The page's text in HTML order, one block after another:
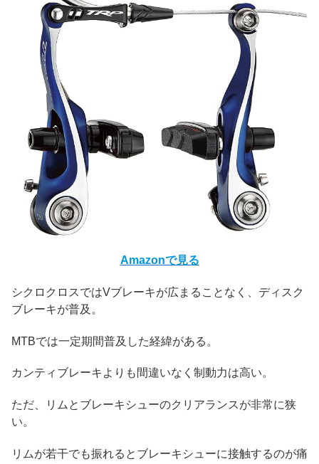
Amazonで見る
シクロクロスではVブレーキが広まることなく、ディスク
ブレーキが普及。
MTBでは一定期間普及した経緯がある。
カンティブレーキよりも間違いなく制動力は高い。
ただ、リムとブレーキシューのクリアランスが非常に狭
い。
リムが若干でも振れるとブレーキシューに接触するのが痛